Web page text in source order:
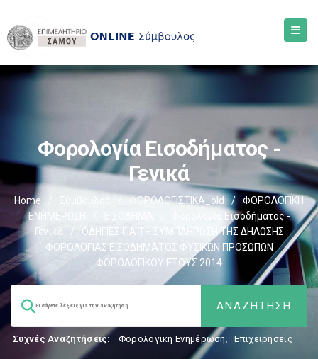
Φορολογία Εισοδήματος -
Γενικά
Home Σύμβουλος / ΦΟΡΟΛΟΓΙΣΤΙΚΑ_old /
ΦΟΡΟΛΟΓΙΚΗ
ΕΝΗΜΕΡΩΣΗ
Φορολογία Εισοδήματος -
Γενικά
/
ΟΔΗΓΙΕΣ ΓΙΑ ΤΗ ΣΥΜΠΛΗΡΩΣΗ ΤΗΣ ΔΗΛΩΣΗΣ
ΦΟΡΟΛΟΓΙΑΣ ΕΙΣΟΔΗΜΑΤΟΣ ΦΥΣΙΚΩΝ ΠΡΟΣΩΠΩΝ
ΦΟΡΟΛΟΓΙΚΟΥ ΕΤΟΥΣ 2014
Συχνές Αναζητήσεις: Φορολογικη Ενημέρωση, Επιχειρήσεις